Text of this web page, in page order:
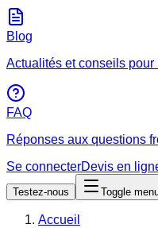
Blog
Actualités et conseils pour
FAQ
Réponses aux questions
Se connecterDevis en
Testez-nous Toggle
Accueil